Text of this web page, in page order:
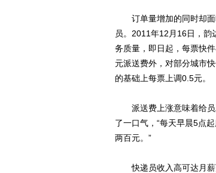
订单量增加的同时却面
员。2011年12月16日，韵
务质量，即日起，每票快
元派送费外，对部分城市
的基础上每票上调0.5元。
派送费上涨意味着给员
了一口气，“每天早晨5点
两百元。”
快递员收入高可达月薪